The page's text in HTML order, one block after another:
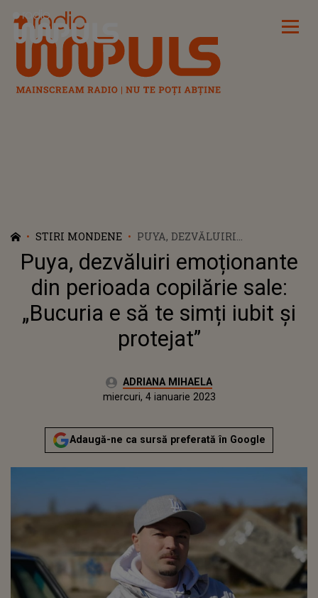
Radio Impuls
STIRI MONDENE
PUYA, DEZVĂLUIRI
EMOȚIONANTE DIN PERIOADA
COPILĂRIE SALE: „BUCURIA E
SĂ TE SIMȚI IUBIT ȘI
PROTEJAT”
Puya, dezvăluiri emoționante
din perioada copilărie sale:
„Bucuria e să te simți iubit și
protejat”
Autor:ADRIANA MIHAELA
marți, 4 ianuarie 2022Actualizat:
miercuri, 4 ianuarie 2023
Adaugă-ne ca sursă preferată în Google